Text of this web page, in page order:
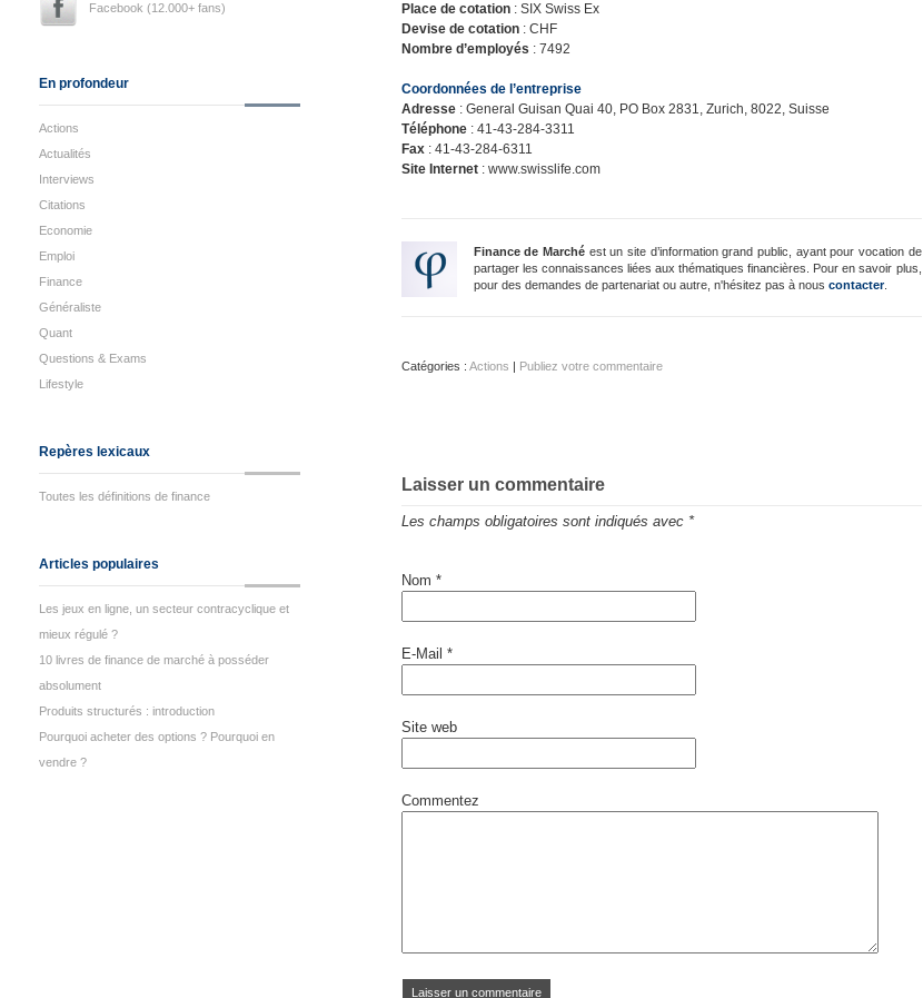
Facebook (12.000+ fans)
En profondeur
Actions
Actualités
Interviews
Citations
Economie
Emploi
Finance
Généraliste
Quant
Questions & Exams
Lifestyle
Repères lexicaux
Toutes les définitions de finance
Articles populaires
Les jeux en ligne, un secteur contracyclique et
mieux régulé ?
10 livres de finance de marché à posséder
absolument
Produits structurés : introduction
Pourquoi acheter des options ? Pourquoi en
vendre ?
Place de cotation: SIX Swiss Ex
Devise de cotation: CHF
Nombre d’employés : 7492
Coordonnées de l’entreprise
Adresse: General Guisan Quai 40, PO Box 2831, Zurich, 8022, Suisse
Téléphone: 41-43-284-3311
Fax: 41-43-284-6311
Site Internet: www.swisslife.com
Finance de Marchéest un site d’information grand public, ayant pour vocation de
partager les connaissances liées aux thématiques financières. Pour en savoir plus,
pour des demandes de partenariat ou autre, n'hésitez pas à nous contacter.
Catégories : Actions | Publiez votre commentaire
Laisser un commentaire
Les champs obligatoires sont indiqués avec *
Nom *
E-Mail *
Site web
Commentez